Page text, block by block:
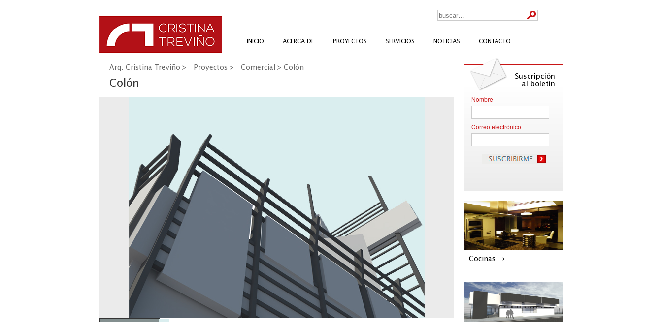
INICIO ACERCA DE PROYECTOS SERVICIOS NOTICIAS CONTACTO
Arq. Cristina Treviño > Proyectos > Comercial > Colón
Colón
Suscripción
al boletín
Nombre
Correo electrónico
Cocinas